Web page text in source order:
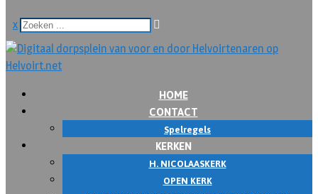
x
HOME
CONTACT
Spelregels
KERKEN
H. NICOLAASKERK
OPEN KERK